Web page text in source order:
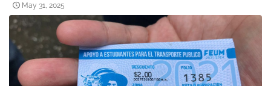
May 31, 2025